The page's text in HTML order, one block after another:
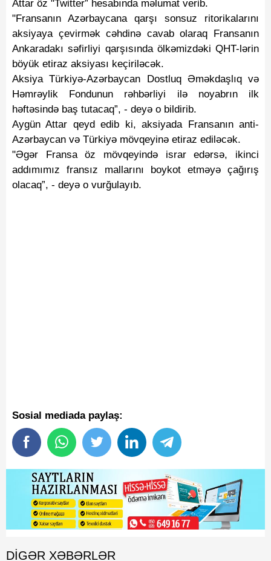
Attar öz "Twitter” hesabında məlumat verib.
"Fransanın Azərbaycana qarşı sonsuz ritorikalarını
aksiyaya çevirmək cəhdinə cavab olaraq Fransanın
Ankaradakı səfirliyi qarşısında ölkəmizdəki QHT-lərin
böyük etiraz aksiyası keçiriləcək.
Aksiya Türkiyə-Azərbaycan Dostluq Əməkdaşlıq və
Həmrəylik Fondunun rəhbərliyi ilə noyabrın ilk
həftəsində baş tutacaq”, - deyə o bildirib.
Aygün Attar qeyd edib ki, aksiyada Fransanın anti-
Azərbaycan və Türkiyə mövqeyinə etiraz ediləcək.
"Əgər Fransa öz mövqeyində israr edərsə, ikinci
addımımız fransız mallarını boykot etməyə çağırış
olacaq”, - deyə o vurğulayıb.
Sosial mediada paylaş:
DIGƏR XƏBƏRLƏR